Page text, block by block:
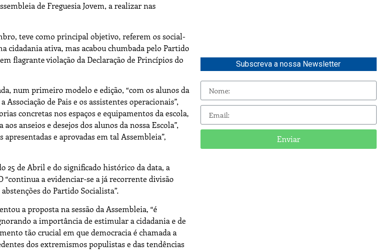
de Freguesia Jovem, a realizar nas
teve como principal objetivo, referem os social-
cidadania ativa, mas acabou chumbada pelo Partido
flagrante violação da Declaração de Princípios do
num primeiro modelo e edição, “com os alunos da
de Pais e os assistentes operacionais”,
concretas nos espaços e equipamentos da escola,
anseios e desejos dos alunos da nossa Escola”,
e aprovadas em tal Assembleia”,
25 de Abril e do significado histórico da data, a
“continua a evidenciar-se a já recorrente divisão
do Partido Socialista”.
a proposta na sessão da Assembleia, “é
a importância de estimular a cidadania e de
tão crucial em que democracia é chamada a
dos extremismos populistas e das tendências
Subscreva a nossa Newsletter
Enviar